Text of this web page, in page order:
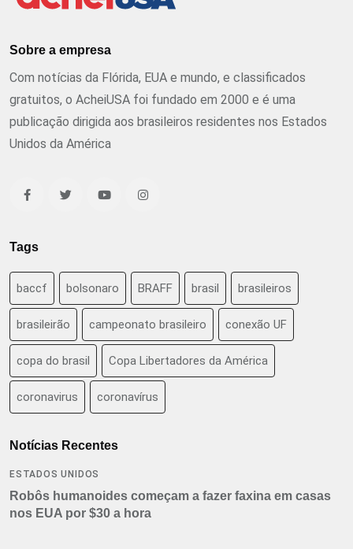
Sobre a empresa
Com notícias da Flórida, EUA e mundo, e classificados
gratuitos, o AcheiUSA foi fundado em 2000 e é uma
publicação dirigida aos brasileiros residentes nos Estados
Unidos da América
Tags
baccf bolsonaro BRAFF brasil brasileiros
brasileirão campeonato brasileiro conexão UF
copa do brasil Copa Libertadores da América
coronavirus coronavírus
Notícias Recentes
ESTADOS UNIDOS
Robôs humanoides começam a fazer faxina em casas
nos EUA por $30 a hora